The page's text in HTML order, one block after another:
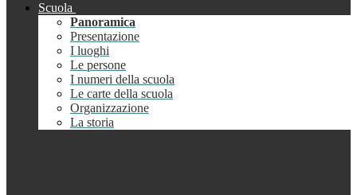
Scuola
Panoramica
Presentazione
I luoghi
Le persone
I numeri della scuola
Le carte della scuola
Organizzazione
La storia